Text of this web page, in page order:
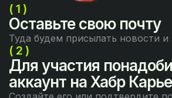
( 1 )
Оставьте свою почту
Туда будем присылать новости и
( 2 )
Для участия
аккаунт на Хабр